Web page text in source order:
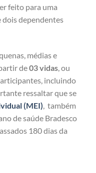
feito para uma
dois dependentes
médias e
de03 vidas, ou
incluindo
ressaltar que se
(MEI), também
de saúde Bradesco
180 dias da